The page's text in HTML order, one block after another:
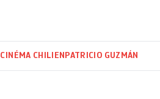
CINÉMA CHILIEN PATRICIO GUZMÁN